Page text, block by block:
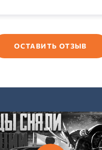
ОСТАВИТЬ ОТЗЫВ